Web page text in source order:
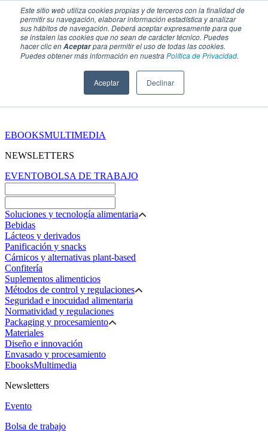
Este sitio web utiliza cookies propias y de terceros con la finalidad de
permitir su navegación, elaborar información estadística y analizar
sus hábitos de navegación. Deberá aceptar expresamente para que
se instalen las cookies que no sean de carácter técnico. Puedes
hacer clic enAceptarpara permitir el uso de todas las cookies.
Puedes obtener más información en nuestraPolítica de Privacidad.
Aceptar Declinar
EBOOKSMULTIMEDIA
NEWSLETTERS
EVENTOBOLSA DE TRABAJO
Soluciones y tecnología alimentaria
Bebidas
Lácteos y derivados
Panificación y snacks
Cárnicos y alternativas plant-based
Confitería
Suplementos alimenticios
Métodos de control y regulaciones
Seguridad e inocuidad alimentaria
Normatividad y regulaciones
Packaging y procesamiento
Materiales
Diseño e innovación
Envasado y procesamiento
EbooksMultimedia
Newsletters
Evento
Bolsa de trabajo